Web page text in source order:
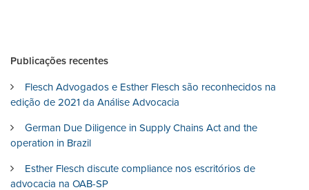
Publicações recentes
Flesch Advogados e Esther Flesch são reconhecidos na
edição de 2021 da Análise Advocacia
German Due Diligence in Supply Chains Act and the
operation in Brazil
Esther Flesch discute compliance nos escritórios de
advocacia na OAB-SP